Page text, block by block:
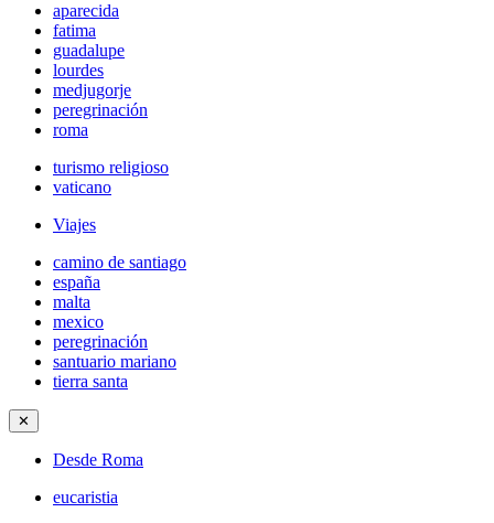
aparecida
fatima
guadalupe
lourdes
medjugorje
peregrinación
roma
turismo religioso
vaticano
Viajes
camino de santiago
españa
malta
mexico
peregrinación
santuario mariano
tierra santa
✕
Desde Roma
eucaristia